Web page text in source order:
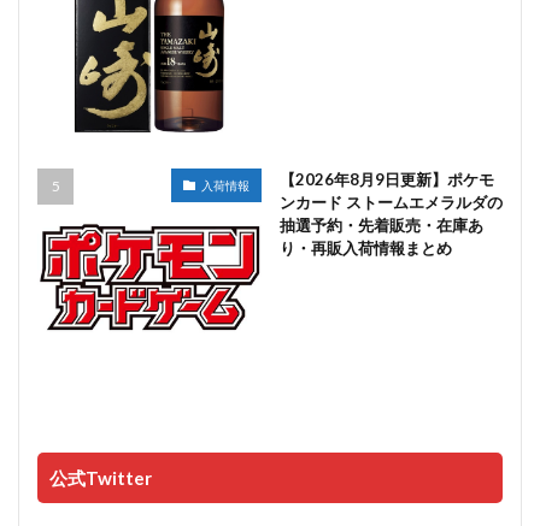
入荷情報
【2026年8月9日更新】ポケモ
ンカード ストームエメラルダの
抽選予約・先着販売・在庫あ
り・再販入荷情報まとめ
公式Twitter